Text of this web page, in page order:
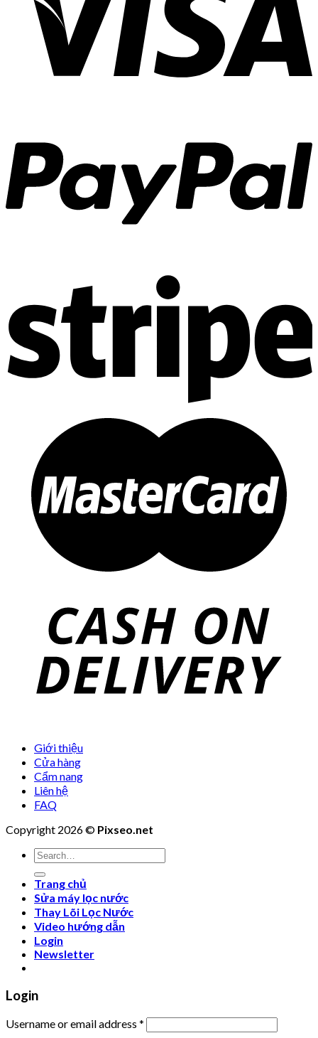
Giới thiệu
Cửa hàng
Cẩm nang
Liên hệ
FAQ
Copyright 2026 © Pixseo.net
Search
for:
Trang chủ
Sửa máy lọc nước
Thay Lõi Lọc Nước
Video hướng dẫn
Login
Newsletter
Login
Username or email address *